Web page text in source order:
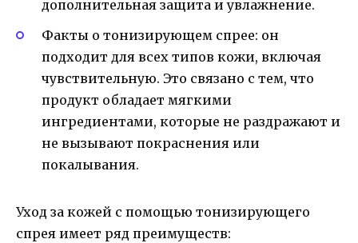
дополнительная защита и увлажнение.
Факты о тонизирующем спрее: он
подходит для всех типов кожи, включая
чувствительную. Это связано с тем, что
продукт обладает мягкими
ингредиентами, которые не раздражают и
не вызывают покраснения или
покалывания.
Уход за кожей с помощью тонизирующего
спрея имеет ряд преимуществ: